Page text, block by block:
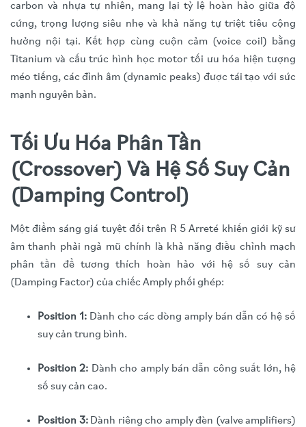
carbon và nhựa tự nhiên, mang lại tỷ lệ hoàn hảo giữa độ
cứng, trọng lượng siêu nhẹ và khả năng tự triệt tiêu cộng
hưởng nội tại. Kết hợp cùng cuộn cảm (voice coil) bằng
Titanium và cấu trúc hình học motor tối ưu hóa hiện tượng
méo tiếng, các đỉnh âm (dynamic peaks) được tái tạo với sức
mạnh nguyên bản.
Tối Ưu Hóa Phân Tần
(Crossover) Và Hệ Số Suy Cản
(Damping Control)
Một điểm sáng giá tuyệt đối trên R 5 Arreté khiến giới kỹ sư
âm thanh phải ngả mũ chính là khả năng điều chỉnh mạch
phân tần để tương thích hoàn hảo với hệ số suy cản
(Damping Factor) của chiếc Amply phối ghép:
Position 1: Dành cho các dòng amply bán dẫn có hệ số
suy cản trung bình.
Position 2: Dành cho amply bán dẫn công suất lớn, hệ
số suy cản cao.
Position 3:Dành riêng cho amply đèn (valve amplifiers)